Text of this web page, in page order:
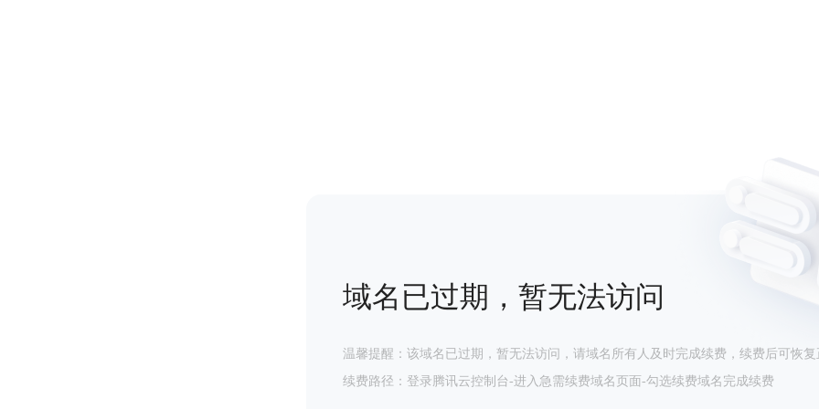
域名已过期，暂无法访问
温馨提醒：该域名已过期，暂无法访问，请域名所有人及时完成续费，续费后可恢复
续费路径：登录腾讯云控制台-进入急需续费域名页面-勾选续费域名完成续费